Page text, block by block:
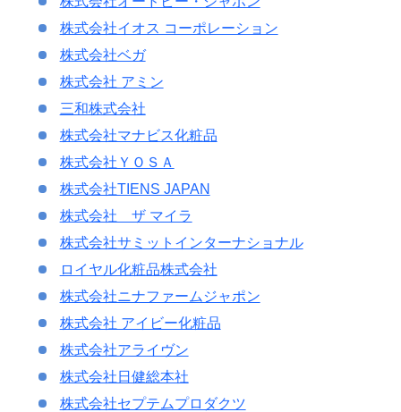
株式会社イオス コーポレーション
株式会社ベガ
株式会社 アミン
三和株式会社
株式会社マナビス化粧品
株式会社ＹＯＳＡ
株式会社TIENS JAPAN
株式会社 ザ マイラ
株式会社サミットインターナショナル
ロイヤル化粧品株式会社
株式会社ニナファームジャポン
株式会社 アイビー化粧品
株式会社アライヴン
株式会社日健総本社
株式会社セプテムプロダクツ